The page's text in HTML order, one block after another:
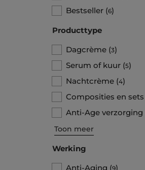
Bestseller (6)
Producttype
Dagcrème (3)
Serum of kuur (5)
Nachtcrème (4)
Composities en sets
Anti-Age verzorging
Toon meer
Werking
Anti-Aging (9)